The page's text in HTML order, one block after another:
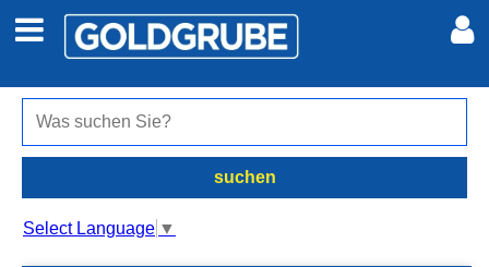
Auto + Motor
Jobs
Meine Inserate
Anmelden
suchen
Select Language ▼